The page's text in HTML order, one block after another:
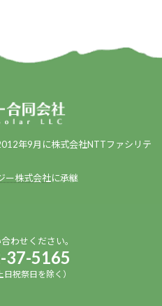
年9月に株式会社NTTファシリテ
ー株式会社に承継
わせください。
37-5165
祝祭日を除く）